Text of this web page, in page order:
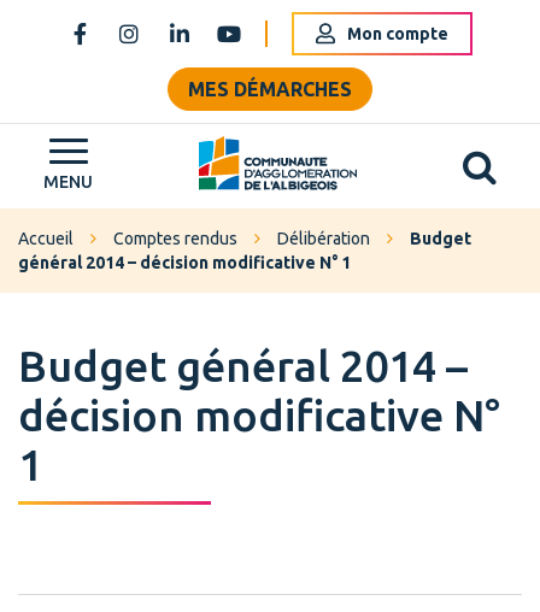
Lien vers le compte Facebook
Lien vers le compte Instagram
Lien vers le compte Linkedin
Lien vers la chaîne Youtube
Mon compte
MES DÉMARCHES
MENU Grand Albigeois
Accueil Comptes rendus Délibération
Budget
général 2014 – décision modificative N° 1
Budget général 2014 –
décision modificative N°
1